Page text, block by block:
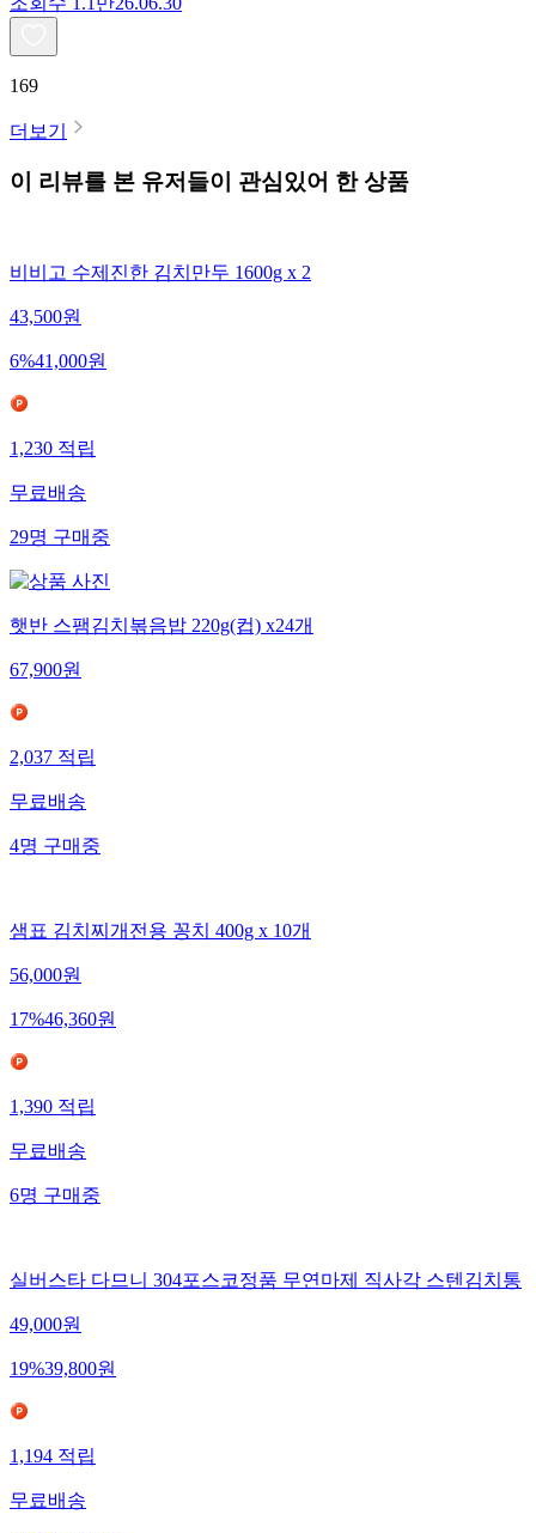
169
더보기
이 리뷰를 본 유저들이 관심있어 한 상품
비비고 수제진한 김치만두 1600g x 2
43,500원
6%41,000원
1,230적립
무료배송
29명구매중
햇반 스팸김치볶음밥 220g(컵) x24개
67,900원
2,037적립
무료배송
4명구매중
샘표 김치찌개전용 꽁치 400g x 10개
56,000원
17%46,360원
1,390적립
무료배송
6명구매중
실버스타 다므니 304포스코정품 무연마제 직사각 스텐김치통
49,000원
19%39,800원
1,194적립
무료배송